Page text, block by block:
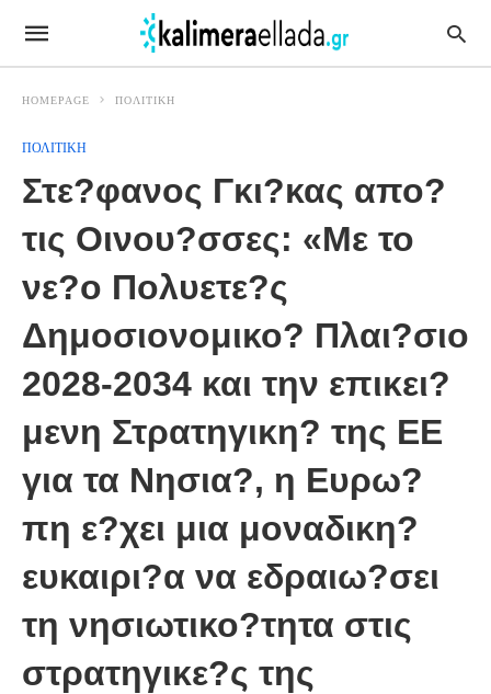
HOMEPAGE ΠΟΛΙΤΙΚΗ
ΠΟΛΙΤΙΚΗ
Στε?φανος Γκι?κας απο?
τις Οινου?σσες: «Με το
νε?ο Πολυετε?ς
Δημοσιονομικο? Πλαι?σιο
2028-2034 και την επικει?
μενη Στρατηγικη? της ΕΕ
για τα Νησια?, η Ευρω?
πη ε?χει μια μοναδικη?
ευκαιρι?α να εδραιω?σει
τη νησιωτικο?τητα στις
στρατηγικε?ς της